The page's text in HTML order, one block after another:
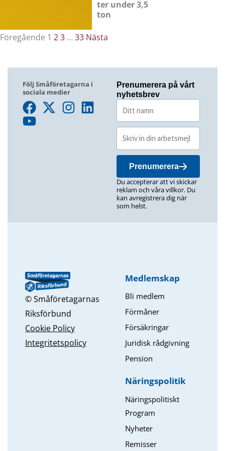
ter under 3,5
ton
Föregående 1 2 3 … 33 Nästa
Följ Småföretagarna i
sociala medier
Prenumerera på vårt
nyhetsbrev
Prenumerera
Du accepterar att vi skickar
reklam och våra villkor. Du
kan avregistrera dig när
som helst.
© Småföretagarnas
Riksförbund
Cookie Policy
Integritetspolicy
Medlemskap
Bli medlem
Förmåner
Försäkringar
Juridisk rådgivning
Pension
Näringspolitik
Näringspolitiskt
Program
Nyheter
Remisser